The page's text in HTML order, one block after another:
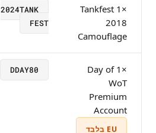
×1 Tankfest
2018
Camouflage
2024TANK
FEST
×1 Day of
WoT
Premium
Account
EU בלבד
DDAY80